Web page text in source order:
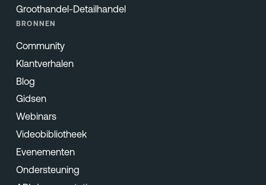
Groothandel-Detailhandel
BRONNEN
Community
Klantverhalen
Blog
Gidsen
Webinars
Videobibliotheek
Evenementen
Ondersteuning